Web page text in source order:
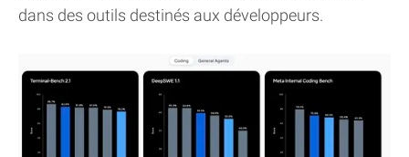
dans des outils destinés aux développeurs.